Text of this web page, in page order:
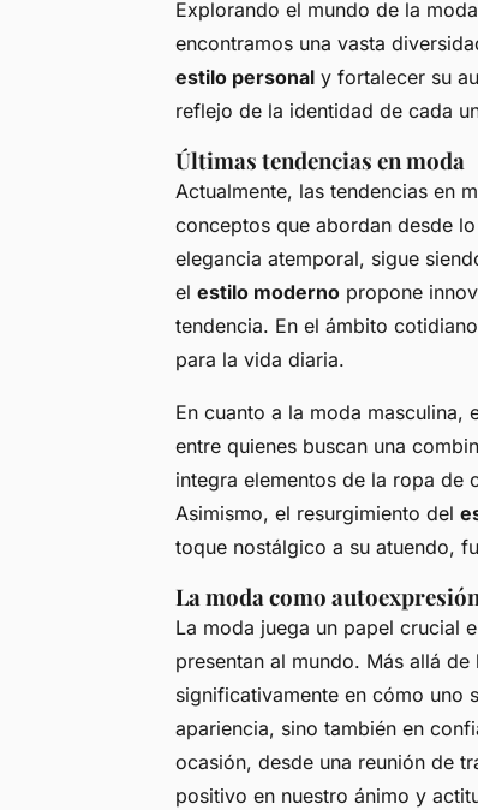
Explorando el mundo de la
encontramos una vasta
estilo personal y fortalecer su
reflejo de la identidad de cada
Últimas tendencias en moda
Actualmente, las tendencias en
conceptos que abordan desde
elegancia atemporal, sigue
el estilo moderno propone
tendencia. En el ámbito
para la vida diaria.
En cuanto a la moda masculina,
entre quienes buscan una
integra elementos de la ropa de
Asimismo, el resurgimiento del
toque nostálgico a su atuendo,
La moda como
La moda juega un papel crucial
presentan al mundo. Más allá
significativamente en cómo uno
apariencia, sino también en
ocasión, desde una reunión de
positivo en nuestro ánimo y